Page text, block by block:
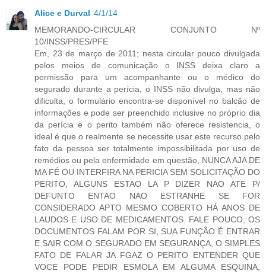
Alice e Durval 4/1/14
MEMORANDO-CIRCULAR CONJUNTO Nº
10/INSS/PRES/PFE
Em, 23 de março de 2011; nesta circular pouco divulgada
pelos meios de comunicação o INSS deixa claro a
permissão para um acompanhante ou o médico do
segurado durante a perícia, o INSS não divulga, mas não
dificulta, o formulário encontra-se disponível no balcão de
informações e pode ser preenchido inclusive no próprio dia
da perícia e o perito também não oferece resistencia, o
ideal é que o realmente se necessite usar este recurso pelo
fato da pessoa ser totalmente impossibilitada por uso de
remédios ou pela enfermidade em questão, NUNCA AJA DE
MA FÉ OU INTERFIRA NA PERICIA SEM SOLICITAÇÃO DO
PERITO, ALGUNS ESTAO LA P DIZER NAO ATE P/
DEFUNTO ENTAO NAO ESTRANHE SE FOR
CONSIDERADO APTO MESMO COBERTO HÁ ANOS DE
LAUDOS E USO DE MEDICAMENTOS. FALE POUCO, OS
DOCUMENTOS FALAM POR SI, SUA FUNÇÃO É ENTRAR
E SAIR COM O SEGURADO EM SEGURANÇA, O SIMPLES
FATO DE FALAR JA FGAZ O PERITO ENTENDER QUE
VOCE PODE PEDIR ESMOLA EM ALGUMA ESQUINA,